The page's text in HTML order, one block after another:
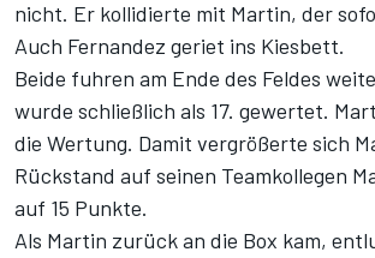
nicht. Er kollidierte mit Martin, der
Auch Fernandez geriet ins Kiesbett.
Beide fuhren am Ende des Feldes
wurde schließlich als 17. gewertet.
die Wertung. Damit vergrößerte sich
Rückstand auf seinen Teamkollegen
auf 15 Punkte.
Als Martin zurück an die Box kam,